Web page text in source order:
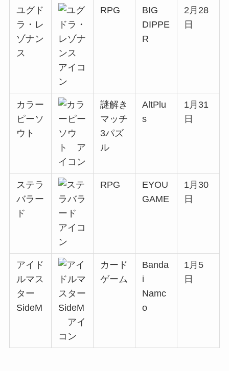
ユグド
ラ・レ
ゾナン
ス
RPG
BIG
DIPPE
R
2月28
日
カラー
ピーソ
ウト
謎解き
マッチ
3パズ
ル
AltPlu
s
1月31
日
ステラ
バラー
ド
RPG
EYOU
GAME
1月30
日
アイド
ルマス
ター
SideM
カード
ゲーム
Banda
i
Namc
o
1月5
日